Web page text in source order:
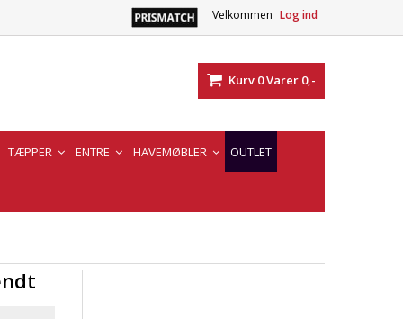
Velkommen Log ind
Kurv 0Varer 0,-
TÆPPER ENTRE HAVEMØBLER OUTLET